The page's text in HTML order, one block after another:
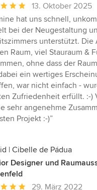
13. Oktober 2025
hat uns schnell,
bei der Neugestaltung
unterstützt. Die
Raum, viel Stauraum &
ohne dass der
ein wertiges
war nicht einfach -
Zufriedenheit erfüllt. :-)
sehr angenehme
Projekt :-)”
| Cibelle de Pádua
Designer und
29. März 2022